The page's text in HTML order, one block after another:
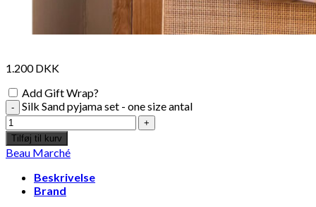
1.200DKK
Add Gift Wrap?
Silk Sand pyjama set - one size antal
Tilføj til kurv
Beau Marché
Beskrivelse
Brand